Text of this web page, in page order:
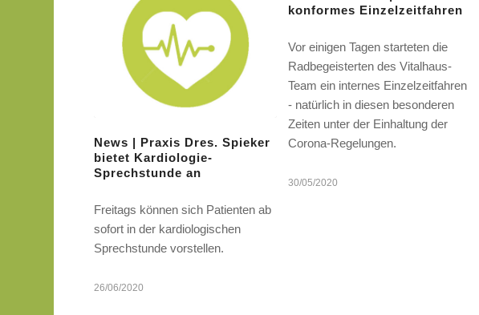
News | Praxis Dres. Spieker
bietet Kardiologie-
Sprechstunde an
Freitags können sich Patienten ab
sofort in der kardiologischen
Sprechstunde vorstellen.
26/06/2020
konformes Einzelzeitfahren
Vor einigen Tagen starteten die
Radbegeisterten des Vitalhaus-
Team ein internes Einzelzeitfahren
- natürlich in diesen besonderen
Zeiten unter der Einhaltung der
Corona-Regelungen.
30/05/2020